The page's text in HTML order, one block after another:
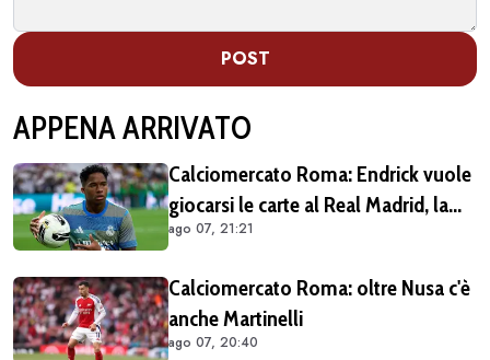
POST
APPENA ARRIVATO
Calciomercato Roma: Endrick vuole
giocarsi le carte al Real Madrid, la
pista si complica
ago 07, 21:21
Calciomercato Roma: oltre Nusa c'è
anche Martinelli
ago 07, 20:40